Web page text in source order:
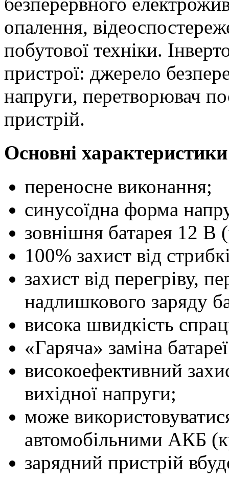
опалення,
побутової техніки.
пристрої: джерело
напруги, перетворювач
пристрій.
Основні
переносне виконання;
синусоїдна форма
зовнішня батарея 12 В
100% захист від
захист від перегріву,
надлишкового заряду
висока швидкість
«Гаряча» заміна
високоефективний
вихідної напруги;
може
автомобільними АКБ
зарядний пристрій